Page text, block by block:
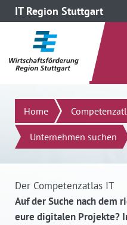
IT Region Stuttgart
direkt zum Inhalt dieser Seite
direkt zum Menü springen
Suchen
Home
Unternehmen suchen
Der Competenzatlas IT
Auf der Suche nach dem
eure digitalen Projekte?